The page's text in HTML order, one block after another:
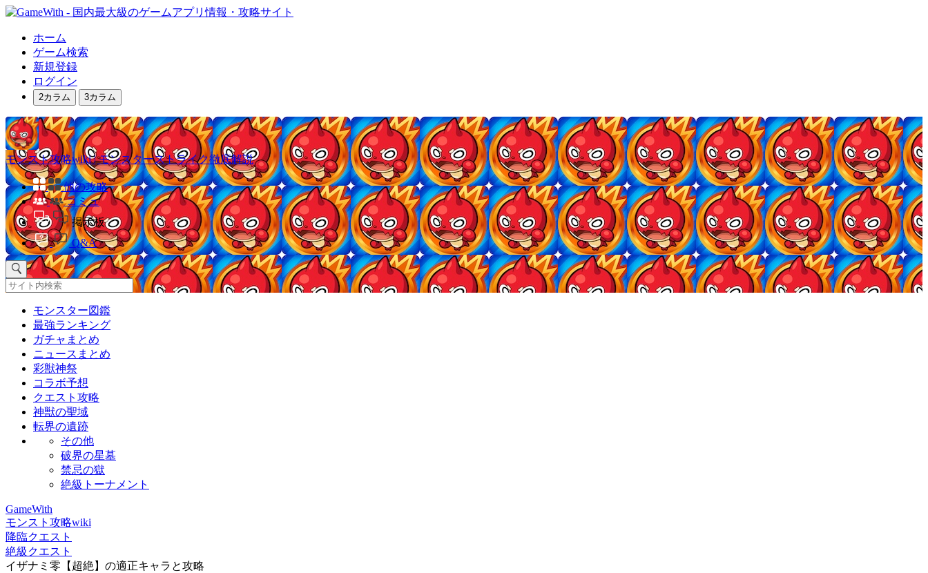
ホーム
ゲーム検索
新規登録
ログイン
2カラム 3カラム
モンスト攻略wiki | モンスターストライク徹底解説
他の攻略
コミュ
掲示板
Q&A
モンスター図鑑
最強ランキング
ガチャまとめ
ニュースまとめ
彩獣神祭
コラボ予想
クエスト攻略
神獣の聖域
転界の遺跡
その他
破界の星墓
禁忌の獄
絶級トーナメント
GameWith
モンスト攻略wiki
降臨クエスト
絶級クエスト
イザナミ零【超絶】の適正キャラと攻略